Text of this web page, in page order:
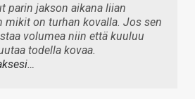
parin jakson aikana liian
mikit on turhan kovalla. Jos sen
volumea niin että kuuluu
todella kovaa.